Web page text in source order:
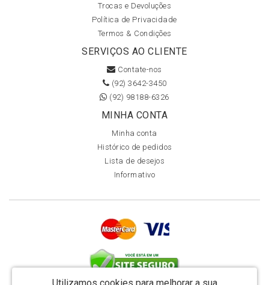
Trocas e Devoluções
Política de Privacidade
Termos & Condições
SERVIÇOS AO CLIENTE
Contate-nos
(92) 3642-3450
(92) 98188-6326
MINHA CONTA
Minha conta
Histórico de pedidos
Lista de desejos
Informativo